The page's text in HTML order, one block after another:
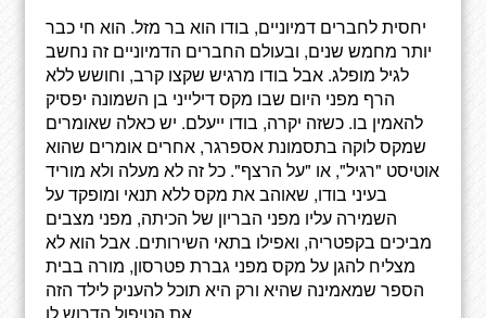
יחסית לחברים דמיוניים, בודו הוא בר מזל. הוא חי כבר
יותר מחמש שנים, ובעולם החברים הדמיוניים זה נחשב
לגיל מופלג. אבל בודו מרגיש שקצו קרב, וחושש ללא
הרף מפני היום שבו מקס דילייני בן השמונה יפסיק
להאמין בו. כשזה יקרה, בודו ייעלם. יש כאלה שאומרים
שמקס לוקה בתסמונת אספרגר, אחרים אומרים שהוא
אוטיסט "רגיל", או "על הרצף". כל זה לא מעלה ולא מוריד
בעיני בודו, שאוהב את מקס ללא תנאי ומופקד על
השמירה עליו מפני הבריון של הכיתה, מפני מצבים
מביכים בקפטריה, ואפילו בתאי השירותים. אבל הוא לא
מצליח להגן על מקס מפני גברת פטרסון, מורה בבית
הספר שמאמינה שהיא ורק היא תוכל להעניק לילד הזה